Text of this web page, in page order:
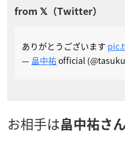
ありがとうございます
— 畠中祐official
お相手は畠中祐さん